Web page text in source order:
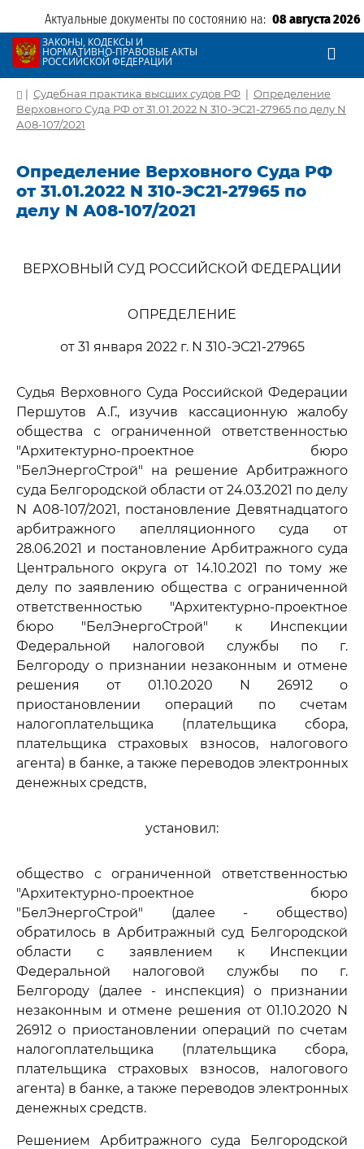
Актуальные документы по состоянию на: 08 августа 2026
ЗАКОНЫ, КОДЕКСЫ И
НОРМАТИВНО-ПРАВОВЫЕ АКТЫ
РОССИЙСКОЙ ФЕДЕРАЦИИ
| Судебная практика высших судов РФ | Определение
Верховного Суда РФ от 31.01.2022 N 310-ЭС21-27965 по делу N
А08-107/2021
Определение Верховного Суда РФ
от 31.01.2022 N 310-ЭС21-27965 по
делу N А08-107/2021
ВЕРХОВНЫЙ СУД РОССИЙСКОЙ ФЕДЕРАЦИИ
ОПРЕДЕЛЕНИЕ
от 31 января 2022 г. N 310-ЭС21-27965
Судья Верховного Суда Российской Федерации
Першутов А.Г., изучив кассационную жалобу
общества с ограниченной ответственностью
"Архитектурно-проектное бюро
"БелЭнергоСтрой" на решение Арбитражного
суда Белгородской области от 24.03.2021 по делу
N А08-107/2021, постановление Девятнадцатого
арбитражного апелляционного суда от
28.06.2021 и постановление Арбитражного суда
Центрального округа от 14.10.2021 по тому же
делу по заявлению общества с ограниченной
ответственностью "Архитектурно-проектное
бюро "БелЭнергоСтрой" к Инспекции
Федеральной налоговой службы по г.
Белгороду о признании незаконным и отмене
решения от 01.10.2020 N 26912 о
приостановлении операций по счетам
налогоплательщика (плательщика сбора,
плательщика страховых взносов, налогового
агента) в банке, а также переводов электронных
денежных средств,
установил:
общество с ограниченной ответственностью
"Архитектурно-проектное бюро
"БелЭнергоСтрой" (далее - общество)
обратилось в Арбитражный суд Белгородской
области с заявлением к Инспекции
Федеральной налоговой службы по г.
Белгороду (далее - инспекция) о признании
незаконным и отмене решения от 01.10.2020 N
26912 о приостановлении операций по счетам
налогоплательщика (плательщика сбора,
плательщика страховых взносов, налогового
агента) в банке, а также переводов электронных
денежных средств.
Решением Арбитражного суда Белгородской